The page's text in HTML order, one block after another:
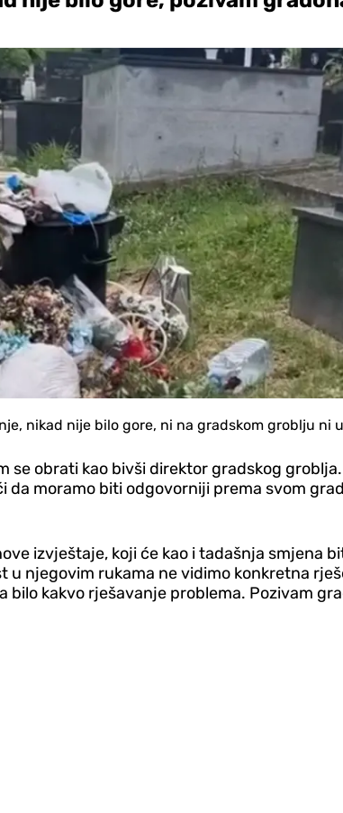
nikad nije bilo gore, ni na gradskom groblju
se obrati kao bivši direktor gradskog
da moramo biti odgovorniji prema svom
izvještaje, koji će kao i tadašnja smjena
u njegovim rukama ne vidimo konkretna
bilo kakvo rješavanje problema. Pozivam